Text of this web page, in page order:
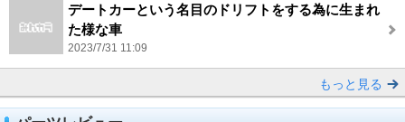
デートカーという名目のドリフトをする為に生まれ
た様な車
2023/7/31 11:09
もっと見る